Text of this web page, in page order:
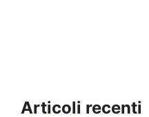
Articoli recenti